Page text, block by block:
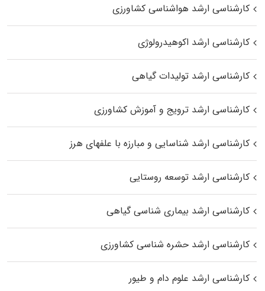
کارشناسی ارشد هواشناسی کشاورزی
کارشناسی ارشد اکوهیدرولوژی
کارشناسی ارشد تولیدات گیاهی
کارشناسی ارشد ترویج و آموزش کشاورزی
کارشناسی ارشد شناسایی و مبارزه با علفهای هرز
کارشناسی ارشد توسعه روستایی
کارشناسی ارشد بیماری‌ شناسی گیاهی
کارشناسی ارشد حشره‌ شناسی کشاورزی
کارشناسی ارشد علوم دام و طیور